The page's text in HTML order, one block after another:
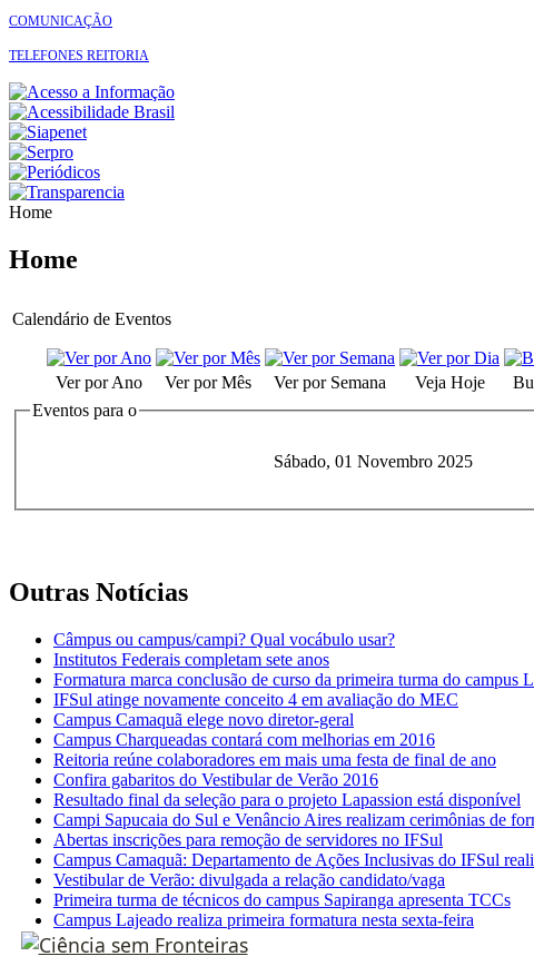
COMUNICAÇÃO
TELEFONES REITORIA
Home
Home
Calendário de Eventos
Ver por Ano Ver por Mês Ver por Semana Veja Hoje
Eventos para o
Sábado, 01 Novembro 2025
Outras Notícias
Câmpus ou campus/campi? Qual vocábulo usar?
Institutos Federais completam sete anos
Formatura marca conclusão de curso da primeira turma do campus
IFSul atinge novamente conceito 4 em avaliação do MEC
Campus Camaquã elege novo diretor-geral
Campus Charqueadas contará com melhorias em 2016
Reitoria reúne colaboradores em mais uma festa de final de ano
Confira gabaritos do Vestibular de Verão 2016
Resultado final da seleção para o projeto Lapassion está disponível
Campi Sapucaia do Sul e Venâncio Aires realizam cerimônias de
Abertas inscrições para remoção de servidores no IFSul
Campus Camaquã: Departamento de Ações Inclusivas do IFSul
Vestibular de Verão: divulgada a relação candidato/vaga
Primeira turma de técnicos do campus Sapiranga apresenta TCCs
Campus Lajeado realiza primeira formatura nesta sexta-feira